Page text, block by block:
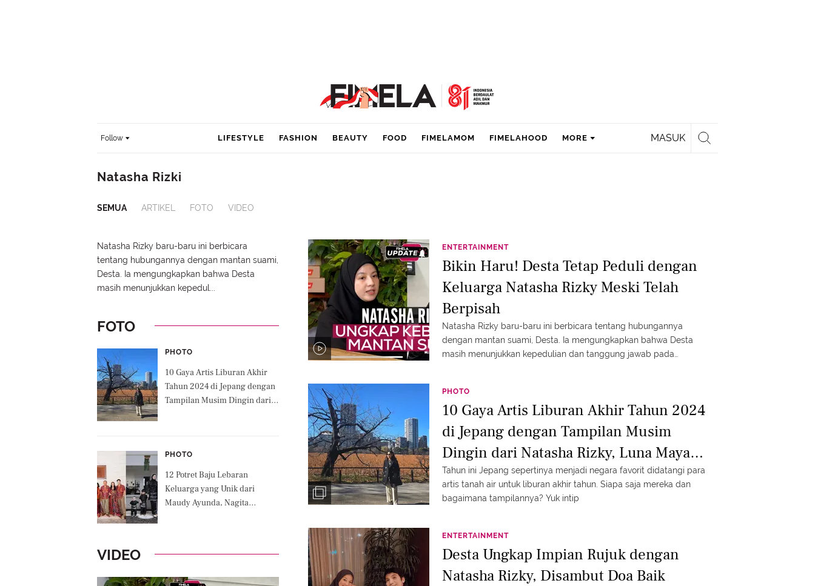
Follow MASUK
LIFESTYLE FASHION BEAUTY FOOD FIMELAMOM FIMELAHOOD MORE
Natasha Rizki
SEMUA ARTIKEL FOTO VIDEO
Natasha Rizky baru-baru ini berbicara
tentang hubungannya dengan mantan suami,
Desta. Ia mengungkapkan bahwa Desta
masih menunjukkan kepedul...
FOTO
PHOTO
10 Gaya Artis Liburan Akhir
Tahun 2024 di Jepang dengan
Tampilan Musim Dingin dari
PHOTO
12 Potret Baju Lebaran
Keluarga yang Unik dari
Maudy Ayunda, Nagita
VIDEO
ENTERTAINMENT
Bikin Haru! Desta Tetap Peduli dengan
Keluarga Natasha Rizky Meski Telah
Berpisah
Natasha Rizky baru-baru ini berbicara tentang hubungannya
dengan mantan suami, Desta. Ia mengungkapkan bahwa Desta
masih menunjukkan kepedulian dan tanggung jawab pada
#fmlmmd
PHOTO
10 Gaya Artis Liburan Akhir Tahun 2024
di Jepang dengan Tampilan Musim
Dingin dari Natasha Rizky, Luna Maya
hingga Anggota Trio Kwek-Kwek
Tahun ini Jepang sepertinya menjadi negara favorit didatangi para
artis tanah air untuk liburan akhir tahun. Siapa saja mereka dan
bagaimana tampilannya? Yuk intip
ENTERTAINMENT
Desta Ungkap Impian Rujuk dengan
Natasha Rizky, Disambut Doa Baik